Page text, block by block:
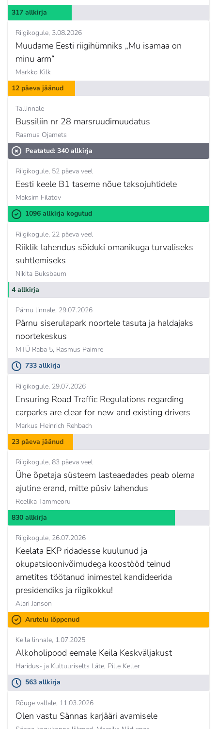
317 allkirja
Riigikogule 3.08.2026
Muudame Eesti riigihümniks „Mu isamaa on
minu arm“
Markko Kilk
12 päeva jäänud
Tallinnale
Bussiliin nr 28 marsruudimuudatus
Rasmus Ojamets
Peatatud: 340 allkirja
Riigikogule 52 päeva veel
Eesti keele B1 taseme nõue taksojuhtidele
Maksim Filatov
1096 allkirja kogutud
Riigikogule 22 päeva veel
Riiklik lahendus sõiduki omanikuga turvaliseks
suhtlemiseks
Nikita Buksbaum
4 allkirja
Pärnu linnale 29.07.2026
Pärnu siserulapark noortele tasuta ja haldajaks
noortekeskus
MTÜ Raba 5, Rasmus Paimre
733 allkirja
Riigikogule 29.07.2026
Ensuring Road Traffic Regulations regarding
carparks are clear for new and existing drivers
Markus Heinrich Rehbach
23 päeva jäänud
Riigikogule 83 päeva veel
Ühe õpetaja süsteem lasteaedades peab olema
ajutine erand, mitte püsiv lahendus
Reelika Tammeoru
830 allkirja
Riigikogule 26.07.2026
Keelata EKP ridadesse kuulunud ja
okupatsioonivõimudega koostööd teinud
ametites töötanud inimestel kandideerida
presidendiks ja riigikokku!
Alari Janson
Arutelu lõppenud
Keila linnale 1.07.2025
Alkoholipood eemale Keila Keskväljakust
Haridus- ja Kultuuriselts Läte, Pille Keller
563 allkirja
Rõuge vallale 11.03.2026
Olen vastu Sännas karjääri avamisele